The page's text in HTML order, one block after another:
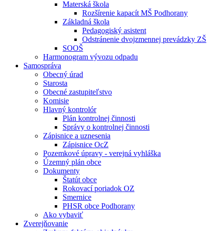
Materská škola
Rozšírenie kapacít MŠ Podhorany
Základná škola
Pedagogiský asistent
Odstránenie dvojzmennej prevádzky ZŠ
SOOŠ
Harmonogram vývozu odpadu
Samospráva
Obecný úrad
Starosta
Obecné zastupiteľstvo
Komisie
Hlavný kontrolór
Plán kontrolnej činnosti
Správy o kontrolnej činnosti
Zápisnice a uznesenia
Zápisnice OcZ
Pozemkové úpravy - verejná vyhláška
Územný plán obce
Dokumenty
Štatút obce
Rokovací poriadok OZ
Smernice
PHSR obce Podhorany
Ako vybaviť
Zverejňovanie